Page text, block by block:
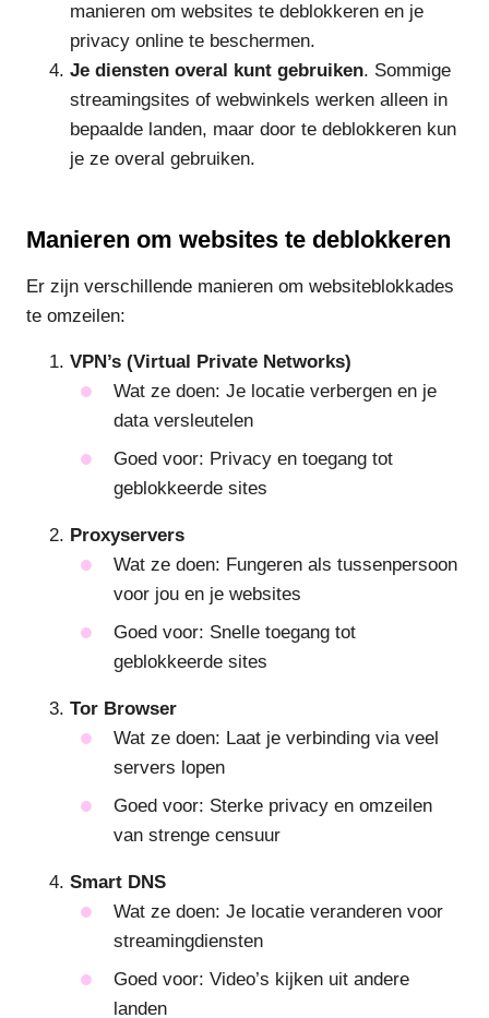
manieren om websites te deblokkeren en je
privacy online te beschermen.
Je diensten overal kunt gebruiken. Sommige
streamingsites of webwinkels werken alleen in
bepaalde landen, maar door te deblokkeren kun
je ze overal gebruiken.
Manieren om websites te deblokkeren
Er zijn verschillende manieren om websiteblokkades
te omzeilen:
VPN’s (Virtual Private Networks)
Wat ze doen: Je locatie verbergen en je
data versleutelen
Goed voor: Privacy en toegang tot
geblokkeerde sites
Proxyservers
Wat ze doen: Fungeren als tussenpersoon
voor jou en je websites
Goed voor: Snelle toegang tot
geblokkeerde sites
Tor Browser
Wat ze doen: Laat je verbinding via veel
servers lopen
Goed voor: Sterke privacy en omzeilen
van strenge censuur
Smart DNS
Wat ze doen: Je locatie veranderen voor
streamingdiensten
Goed voor: Video’s kijken uit andere
landen